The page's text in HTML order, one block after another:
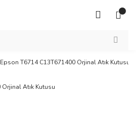
Epson T6714 C13T671400 Orjinal Atık Kutusu